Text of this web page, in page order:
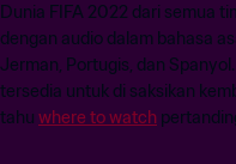
Dunia FIFA 2022 dari semua
dengan audio dalam bahasa
Jerman, Portugis, dan
tersedia untuk di saksikan
tahu where to watch